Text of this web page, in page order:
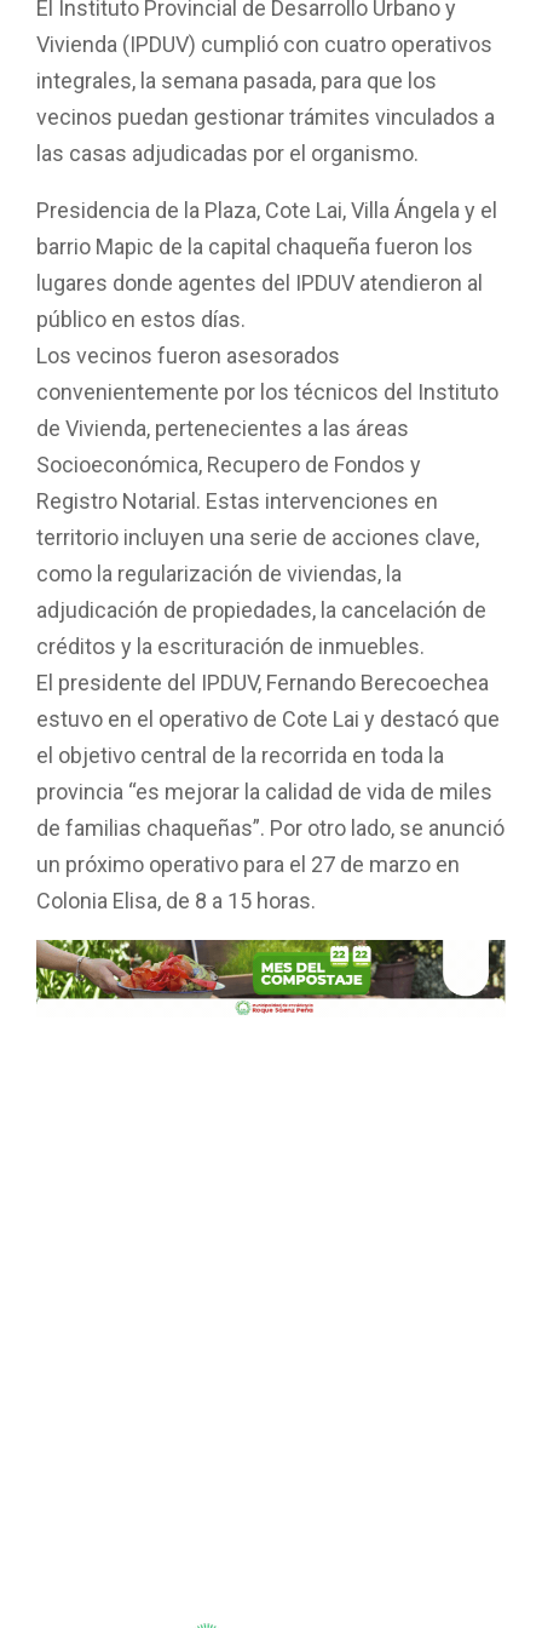
o
k
p
p
tir
El Instituto Provincial de Desarrollo Urbano y
Vivienda (IPDUV) cumplió con cuatro operativos
integrales, la semana pasada, para que los
vecinos puedan gestionar trámites vinculados a
las casas adjudicadas por el organismo.
Presidencia de la Plaza, Cote Lai, Villa Ángela y el
barrio Mapic de la capital chaqueña fueron los
lugares donde agentes del IPDUV atendieron al
público en estos días.
Los vecinos fueron asesorados
convenientemente por los técnicos del Instituto
de Vivienda, pertenecientes a las áreas
Socioeconómica, Recupero de Fondos y
Registro Notarial. Estas intervenciones en
territorio incluyen una serie de acciones clave,
como la regularización de viviendas, la
adjudicación de propiedades, la cancelación de
créditos y la escrituración de inmuebles.
El presidente del IPDUV, Fernando Berecoechea
estuvo en el operativo de Cote Lai y destacó que
el objetivo central de la recorrida en toda la
provincia “es mejorar la calidad de vida de miles
de familias chaqueñas”. Por otro lado, se anunció
un próximo operativo para el 27 de marzo en
Colonia Elisa, de 8 a 15 horas.